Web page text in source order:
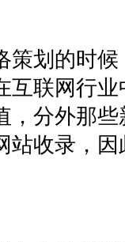
划的时候
互联网行
，分外那
站收录，